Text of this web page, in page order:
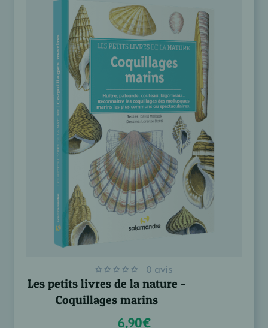
0 avis
Les petits livres de la nature -
Coquillages marins
6,90€